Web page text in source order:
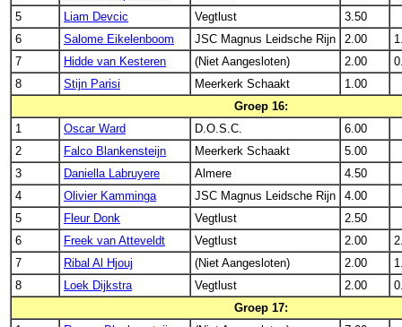
5
Liam Devcic Vegtlust
3.50
6
Salome Eikelenboom JSC Magnus Leidsche Rijn 2.00
7
Hidde van Kesteren (Niet Aangesloten) 2.00
8
Stijn Parisi Meerkerk Schaakt
1.00
Groep 16:
1
Oscar Ward D.O.S.C.
6.00
2
Falco Blankensteijn Meerkerk Schaakt
5.00
3
Daniella Labruyere Almere
4.50
4
Olivier Kamminga JSC Magnus Leidsche Rijn
4.00
5
Fleur Donk Vegtlust
2.50
6
Freek van Atteveldt Vegtlust 2.00
7
Ribal Al Hjouj (Niet Aangesloten) 2.00
8
Loek Dijkstra Vegtlust 2.00
Groep 17: